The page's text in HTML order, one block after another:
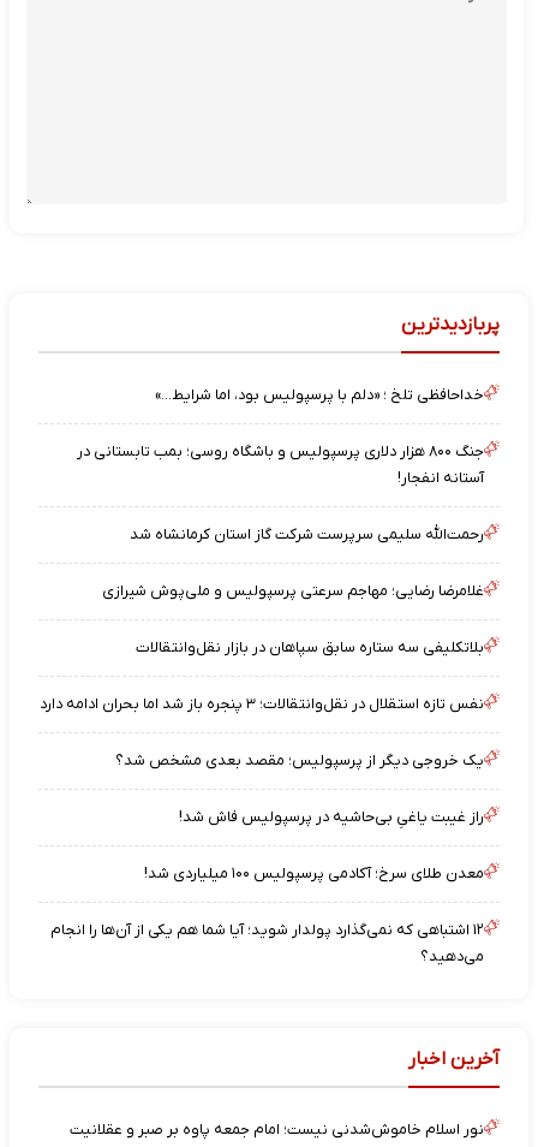
پربازدیدترین
خداحافظی تلخ ؛ «دلم با پرسپولیس بود، اما شرایط…»
جنگ ۸۰۰ هزار دلاری پرسپولیس و باشگاه روسی؛ بمب تابستانی در
آستانه انفجار!
رحمت‌الله سلیمی سرپرست شرکت گاز استان کرمانشاه شد
غلامرضا رضایی؛ مهاجم سرعتی پرسپولیس و ملی‌پوش شیرازی
بلاتکلیفی سه ستاره سابق سپاهان در بازار نقل‌وانتقالات
نفس تازه استقلال در نقل‌وانتقالات؛ ۳ پنجره باز شد اما بحران ادامه دارد
یک خروجی دیگر از پرسپولیس؛ مقصد بعدی مشخص شد؟
راز غیبت یاغیِ بی‌حاشیه در پرسپولیس فاش شد!
معدن طلای سرخ؛ آکادمی پرسپولیس ۱۰۰ میلیاردی شد!
۱۲ اشتباهی که نمی‌گذارد پولدار شوید؛ آیا شما هم یکی از آن‌ها را انجام
می‌دهید؟
آخرین اخبار
نور اسلام خاموش‌شدنی نیست؛ امام جمعه پاوه بر صبر و عقلانیت